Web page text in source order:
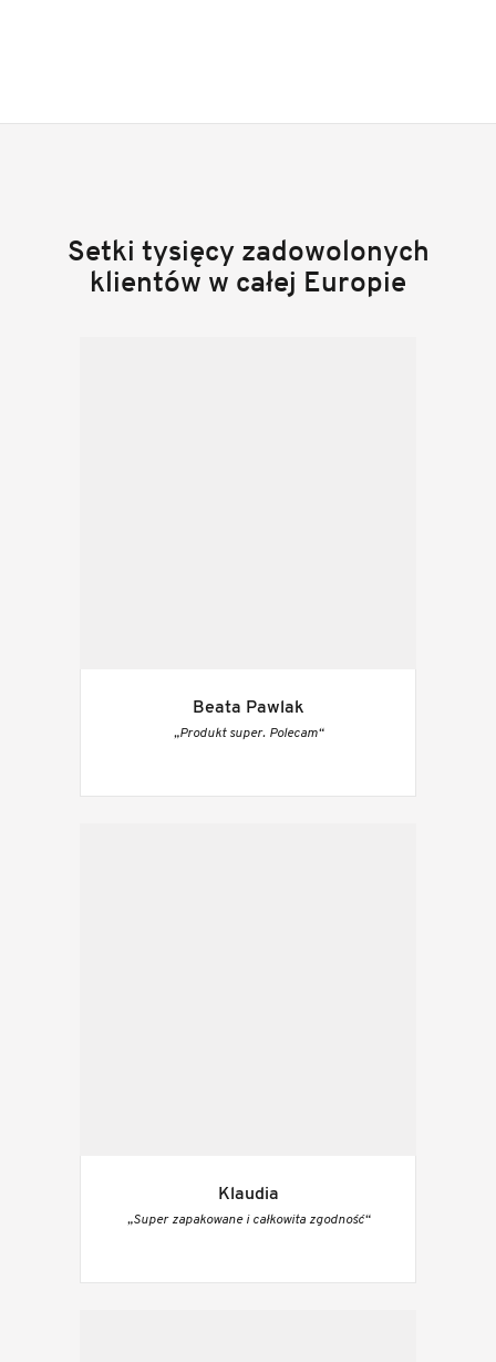
Setki tysięcy zadowolonych
klientów w całej Europie
Beata Pawlak
„Produkt super. Polecam“
Klaudia
„Super zapakowane i całkowita zgodność“